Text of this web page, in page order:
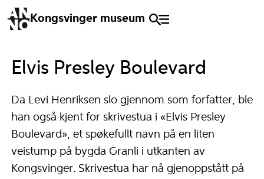
Kongsvinger museum
Elvis Presley Boulevard
Da Levi Henriksen slo gjennom som forfatter, ble
han også kjent for skrivestua i «Elvis Presley
Boulevard», et spøkefullt navn på en liten
veistump på bygda Granli i utkanten av
Kongsvinger. Skrivestua har nå gjenoppstått på